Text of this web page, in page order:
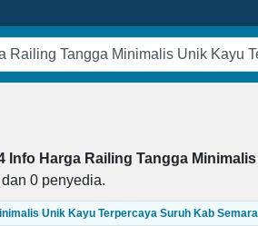
Info Harga Railing Tangga
0 penyedia.
Unik Kayu Terpercaya Suruh Kab